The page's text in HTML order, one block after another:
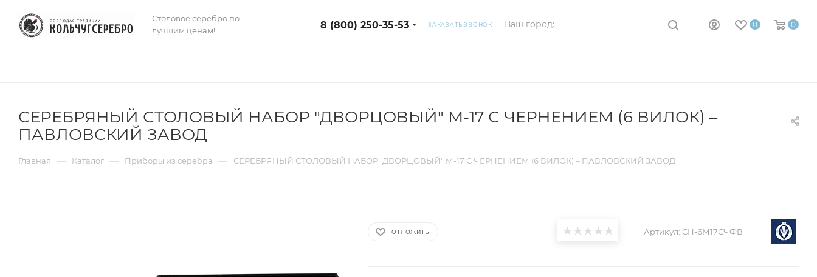
Столовое серебро по
лучшим ценам!
8 (800) 250-35-53 ЗАКАЗАТЬ ЗВОНОК Ваш город: 0 0
СЕРЕБРЯНЫЙ СТОЛОВЫЙ НАБОР "ДВОРЦОВЫЙ" М-17 С ЧЕРНЕНИЕМ (6 ВИЛОК) –
ПАВЛОВСКИЙ ЗАВОД
Главная — Каталог — Приборы из серебра — СЕРЕБРЯНЫЙ СТОЛОВЫЙ НАБОР "ДВОРЦОВЫЙ" М-17 С ЧЕРНЕНИЕМ (6 ВИЛОК) – ПАВЛОВСКИЙ ЗАВОД
ОТЛОЖИТЬ Артикул: СН-6М17СЧФВ